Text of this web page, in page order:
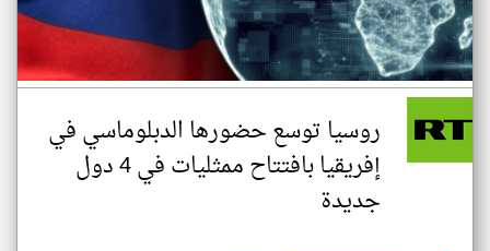
روسيا توسع حضورها الدبلوماسي في
إفريقيا بافتتاح ممثليات في 4 دول
جديدة